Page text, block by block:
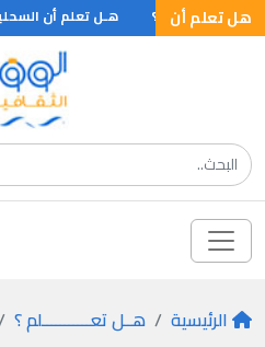
هل تعلم أن
مخير في ..؟ هـل تعلم أن
الرئيسية هــل تعـــــــــــلم ؟